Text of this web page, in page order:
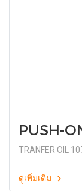
PUSH-
TRANFER OIL
ดูเพิ่มเติม